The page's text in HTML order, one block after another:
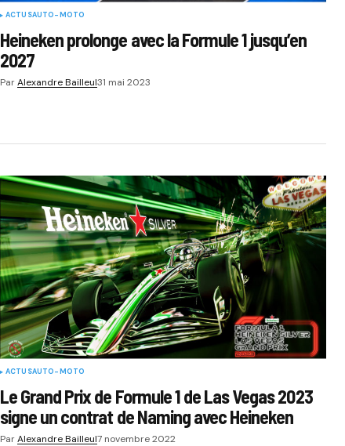
ACTUSAUTO-MOTO
Heineken prolonge avec la Formule 1 jusqu’en
2027
ParAlexandre Bailleul31 mai 2023
ACTUSAUTO-MOTO
Le Grand Prix de Formule 1 de Las Vegas 2023
signe un contrat de Naming avec Heineken
ParAlexandre Bailleul7 novembre 2022